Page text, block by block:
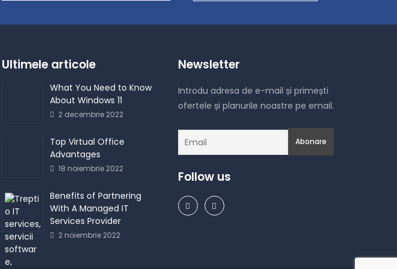
Ultimele articole
What You Need to Know
About Windows 11
2 decembrie 2022
Top Virtual Office
Advantages
18 noiembrie 2022
Benefits of Partnering
With A Managed IT
Services Provider
2 noiembrie 2022
Newsletter
Introdu adresa de e-mail și primești
ofertele și planurile noastre pe email.
Follow us